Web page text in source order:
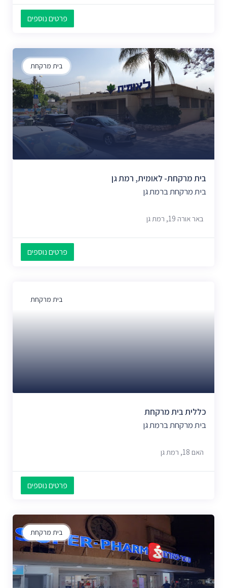
פרטים נוספים
בית מרקחת
בית מרקחת- לאומית, רמת גן
בית מרקחת ברמת גן
באר אורה 19, רמת גן
פרטים נוספים
בית מרקחת
כללית בית מרקחת
בית מרקחת ברמת גן
האם 18, רמת גן
פרטים נוספים
בית מרקחת